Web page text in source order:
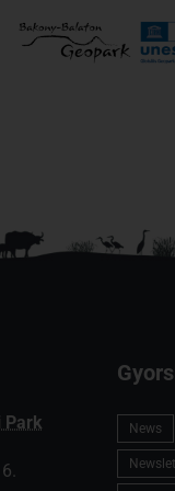
Park
News